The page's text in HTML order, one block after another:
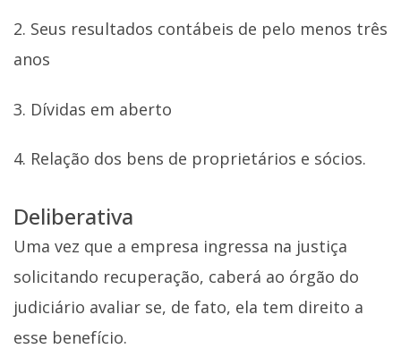
2. Seus resultados contábeis de pelo menos três
anos
3. Dívidas em aberto
4. Relação dos bens de proprietários e sócios.
Deliberativa
Uma vez que a empresa ingressa na justiça
solicitando recuperação, caberá ao órgão do
judiciário avaliar se, de fato, ela tem direito a
esse benefício.